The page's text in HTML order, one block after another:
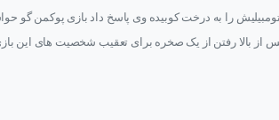
را به درخت کوبیده وی پاسخ داد بازی پوکمن گو
از بالا رفتن از یک صخره برای تعقیب شخصیت های این